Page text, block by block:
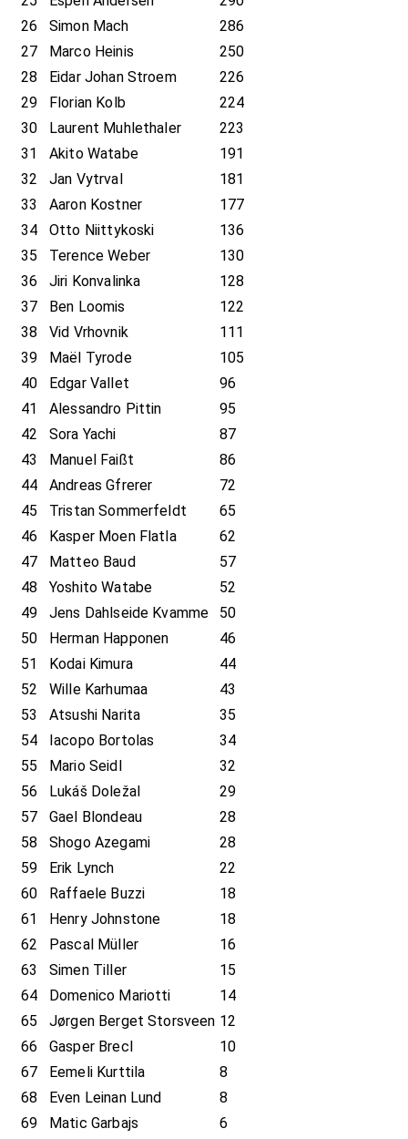
26
Simon Mach
286
27
Marco Heinis
250
28
Eidar Johan Stroem
226
29
Florian Kolb
224
30
Laurent Muhlethaler
223
31
Akito Watabe
191
32
Jan Vytrval
181
33
Aaron Kostner
177
34
Otto Niittykoski
136
35
Terence Weber
130
36
Jiri Konvalinka
128
37
Ben Loomis
122
38
Vid Vrhovnik
111
39
Maël Tyrode
105
40
Edgar Vallet
96
41
Alessandro Pittin
95
42
Sora Yachi
87
43
Manuel Faißt
86
44
Andreas Gfrerer
72
45
Tristan Sommerfeldt
65
46
Kasper Moen Flatla
62
47
Matteo Baud
57
48
Yoshito Watabe
52
49
Jens Dahlseide Kvamme
50
50
Herman Happonen
46
51
Kodai Kimura
44
52
Wille Karhumaa
43
53
Atsushi Narita
35
54
Iacopo Bortolas
34
55
Mario Seidl
32
56
Lukáš Doležal
29
57
Gael Blondeau
28
58
Shogo Azegami
28
59
Erik Lynch
22
60
Raffaele Buzzi
18
61
Henry Johnstone
18
62
Pascal Müller
16
63
Simen Tiller
15
64
Domenico Mariotti
14
65
Jørgen Berget Storsveen 12
66
Gasper Brecl
10
67
Eemeli Kurttila
8
68
Even Leinan Lund
8
69
Matic Garbajs
6